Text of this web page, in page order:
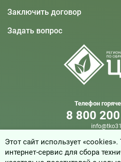
Заключить договор
Задать вопрос
Телефон
8 800
© 2025, ООО «Центр
Этот сайт использует
интернет-сервис для сбора